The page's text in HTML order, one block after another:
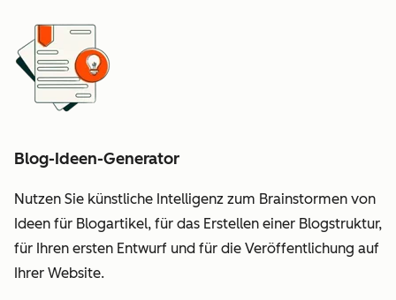
Blog-Ideen-Generator
Nutzen Sie künstliche Intelligenz zum Brainstormen von
Ideen für Blogartikel, für das Erstellen einer Blogstruktur,
für Ihren ersten Entwurf und für die Veröffentlichung auf
Ihrer Website.